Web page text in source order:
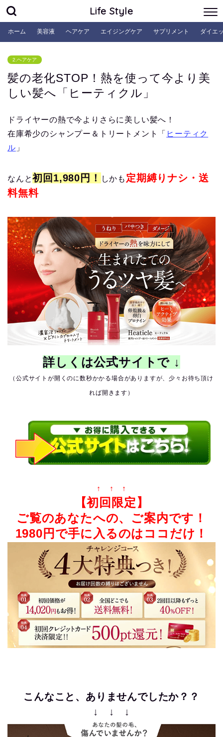
Life Style
ホーム 美容液 ヘアケア エイジングケア サプリメント ダイエ
2.ヘアケア
髪の老化STOP！熱を使って今より美
しい髪へ「ヒーティクル」
ドライヤーの熱で今よりさらに美しい髪へ！
在庫希少のシャンプー＆トリートメント「 ヒーティク
ル 」
なんと初回1,980円！ しかも 定期縛りナシ・送
料無料
詳しくは公式サイトで ↓
（公式サイトが開くのに数秒かかる場合がありますが、少々お待ち頂け
れば開きます）
↑ ↑ ↑
【初回限定】
ご覧のあなたへの、ご案内です！
1980円で手に入るのはココだけ！
こんなこと、ありませんでしたか？？
↓ ↓ ↓